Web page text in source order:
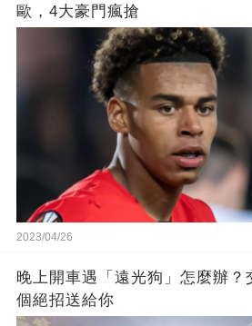
歐，4大豪門瘋搶
2023/04/26
晚上開車遇「遠光狗」怎麼辦？
個絕招送給你